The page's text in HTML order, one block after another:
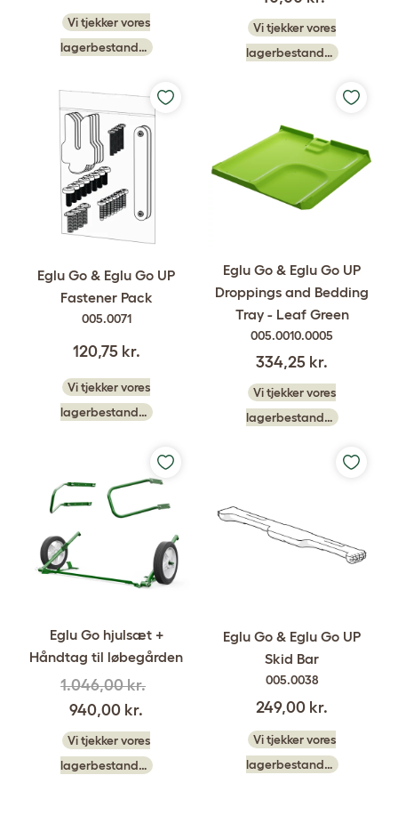
Vi tjekker vores
lagerbestand…
Vi tjekker vores
lagerbestand…
Eglu Go & Eglu Go UP
Fastener Pack
005.0071
120,75 kr.
Vi tjekker vores
lagerbestand…
Eglu Go & Eglu Go UP
Droppings and Bedding
Tray - Leaf Green
005.0010.0005
334,25 kr.
Vi tjekker vores
lagerbestand…
Eglu Go hjulsæt +
Håndtag til løbegården
1.046,00 kr.
940,00 kr.
Vi tjekker vores
lagerbestand…
Eglu Go & Eglu Go UP
Skid Bar
005.0038
249,00 kr.
Vi tjekker vores
lagerbestand…